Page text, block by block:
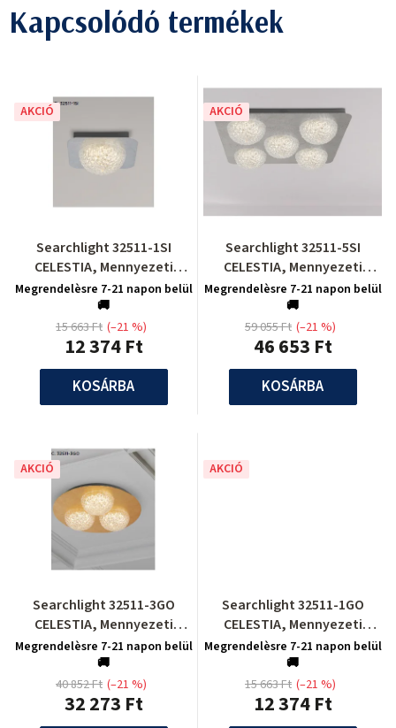
Kapcsolódó termékek
AKCIÓ
Searchlight 32511-1SI
CELESTIA, Mennyezeti
lámpa
Megrendelèsre 7-21 napon belül
🚚
12 374 Ft
15 663 Ft (–21 %)
KOSÁRBA
AKCIÓ
Searchlight 32511-5SI
CELESTIA, Mennyezeti
lámpa
Megrendelèsre 7-21 napon belül
🚚
46 653 Ft
59 055 Ft (–21 %)
KOSÁRBA
AKCIÓ
Searchlight 32511-3GO
CELESTIA, Mennyezeti
lámpa
Megrendelèsre 7-21 napon belül
🚚
32 273 Ft
40 852 Ft (–21 %)
AKCIÓ
Searchlight 32511-1GO
CELESTIA, Mennyezeti
lámpa
Megrendelèsre 7-21 napon belül
🚚
12 374 Ft
15 663 Ft (–21 %)